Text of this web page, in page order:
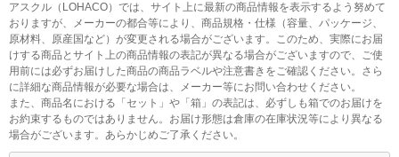
アスクル（LOHACO）では、サイト上に最新の商品情報を表示するよう努めて
おりますが、メーカーの都合等により、商品規格・仕様（容量、パッケージ、
原材料、原産国など）が変更される場合がございます。このため、実際にお届
けする商品とサイト上の商品情報の表記が異なる場合がございますので、ご使
用前には必ずお届けした商品の商品ラベルや注意書きをご確認ください。さら
に詳細な商品情報が必要な場合は、メーカー等にお問い合わせください。
また、商品名における「セット」や「箱」の表記は、必ずしも箱でのお届けを
お約束するものではありません。お届け形態は倉庫の在庫状況等により異なる
場合がございます。あらかじめご了承ください。